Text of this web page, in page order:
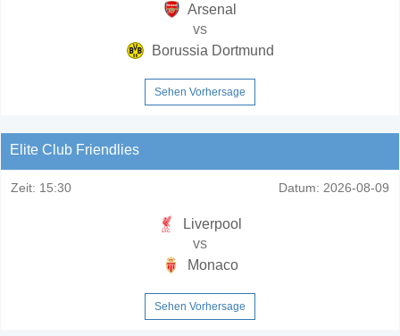
Arsenal
vs
Borussia Dortmund
Sehen Vorhersage
Elite Club Friendlies
Zeit: 15:30 Datum: 2026-08-09
Liverpool
vs
Monaco
Sehen Vorhersage